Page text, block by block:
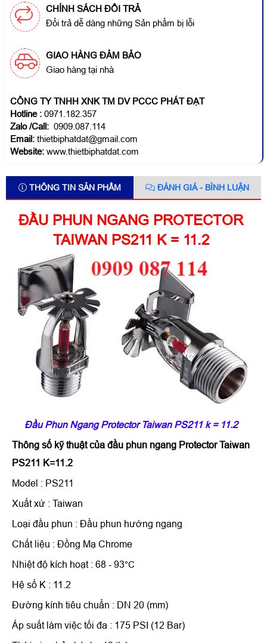
CHÍNH SÁCH ĐỔI TRẢ
Đổi trả dễ dàng những Sản phẩm bị lỗi
GIAO HÀNG ĐẢM BẢO
Giao hàng tại nhà
CÔNG TY TNHH XNK TM DV PCCC PHÁT ĐẠT
Hotline : 0971.182.357
Zalo /Call:0909.087.114
Email:thietbiphatdat@gmail.com
Website:www.thietbiphatdat.com
THÔNG TIN SẢN PHẨM ĐÁNH GIÁ - BÌNH LUẬN
ĐẦU PHUN NGANG PROTECTOR
TAIWAN PS211 K = 11.2
Đầu Phun Ngang Protector Taiwan PS211 k = 11.2
Thông số kỹ thuật của đầu phun ngang Protector Taiwan
PS211 K=11.2
Model : PS211
Xuất xứ : Taiwan
Loại đầu phun : Đầu phun hướng ngang
Chất liệu : Đồng Mạ Chrome
Nhiệt độ kích hoạt : 68 - 93°C
Hệ số K : 11.2
Đường kính tiêu chuẩn : DN 20 (mm)
Áp suất làm việc tối đa : 175 PSI (12 Bar)